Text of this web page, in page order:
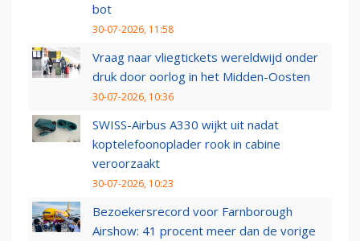
bot
30-07-2026, 11:58
Vraag naar vliegtickets wereldwijd onder
druk door oorlog in het Midden-Oosten
30-07-2026, 10:36
SWISS-Airbus A330 wijkt uit nadat
koptelefoonoplader rook in cabine
veroorzaakt
30-07-2026, 10:23
Bezoekersrecord voor Farnborough
Airshow: 41 procent meer dan de vorige